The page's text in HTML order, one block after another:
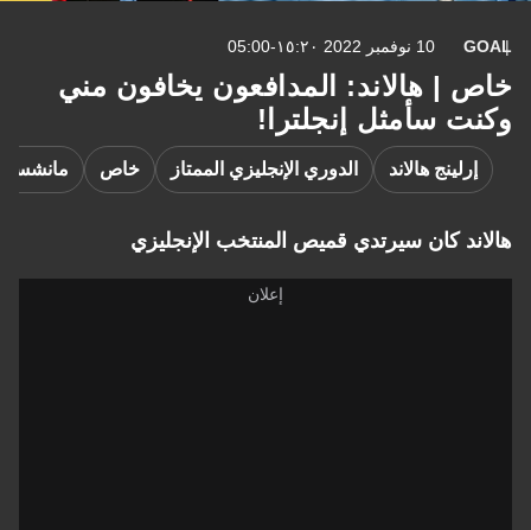
GOAL 10 نوفمبر 2022 ١٥:٢٠-05:00
خاص | هالاند: المدافعون يخافون مني
وكنت سأمثل إنجلترا!
إرلينج هالاند الدوري الإنجليزي الممتاز خاص
هالاند كان سيرتدي قميص المنتخب الإنجليزي